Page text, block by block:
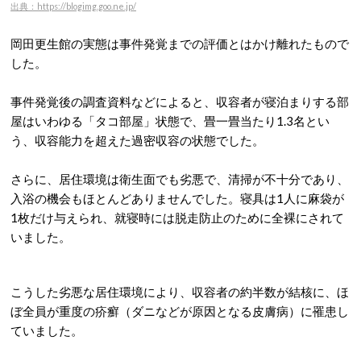
出典：https://blogimg.goo.ne.jp/
岡田更生館の実態は事件発覚までの評価とはかけ離れたもので
した。
事件発覚後の調査資料などによると、収容者が寝泊まりする部
屋はいわゆる「タコ部屋」状態で、畳一畳当たり1.3名とい
う、収容能力を超えた過密収容の状態でした。
さらに、居住環境は衛生面でも劣悪で、清掃が不十分であり、
入浴の機会もほとんどありませんでした。寝具は1人に麻袋が
1枚だけ与えられ、就寝時には脱走防止のために全裸にされて
いました。
こうした劣悪な居住環境により、収容者の約半数が結核に、ほ
ぼ全員が重度の疥癬（ダニなどが原因となる皮膚病）に罹患し
ていました。